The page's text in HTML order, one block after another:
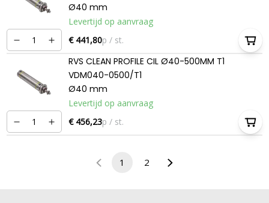
Ø40 mm
Levertijd op aanvraag
€ 441,80p / st.
RVS CLEAN PROFILE CIL Ø40-500MM T1
VDM040-0500/T1
Ø40 mm
Levertijd op aanvraag
€ 456,23p / st.
1 2